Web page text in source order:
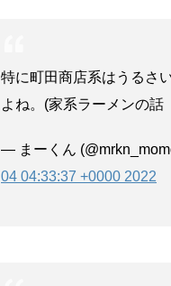
特に町田商店系はうるさ
よね。(家系ラーメンの話
— まーくん
04 04:33:37 +0000 2022